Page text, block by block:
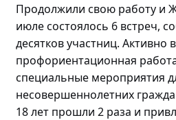
Продолжили свою работу и
июле состоялось 6 встреч,
десятков участниц. Активно
профориентационная
специальные мероприятия
несовершеннолетних
18 лет прошли 2 раза и